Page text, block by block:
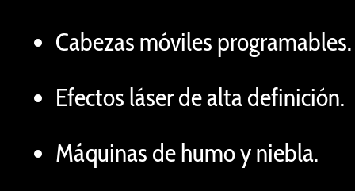
Cabezas móviles programables.
Efectos láser de alta definición.
Máquinas de humo y niebla.